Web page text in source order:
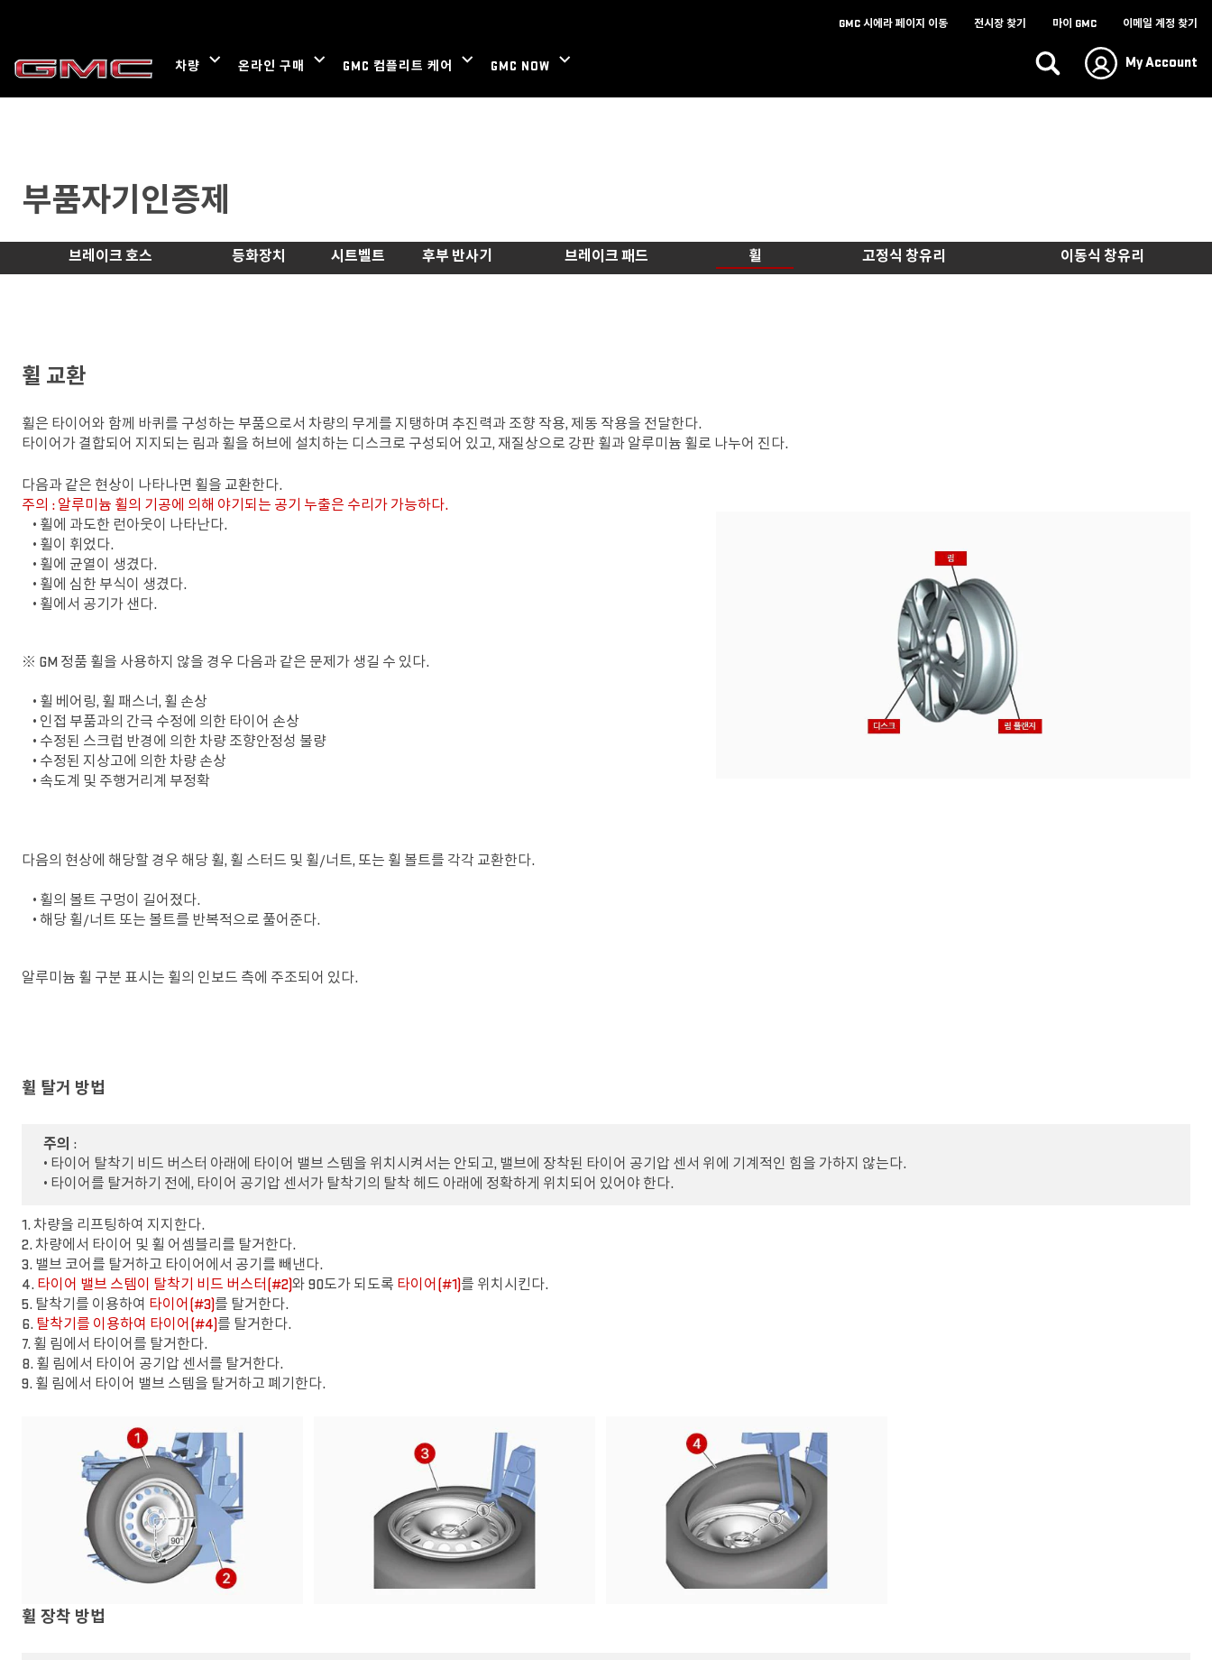
부품자기인증제
브레이크 호스 등화장치 시트벨트 후부 반사기 브레이크 패드 휠 고정식 창유리 이동식 창유리
휠 교환
휠은 타이어와 함께 바퀴를 구성하는 부품으로서 차량의 무게를 지탱하며 추진력과 조향 작용, 제동 작용을 전달한다.
타이어가 결합되어 지지되는 림과 휠을 허브에 설치하는 디스크로 구성되어 있고, 재질상으로 강판 휠과 알루미늄 휠로 나누어 진다.
다음과 같은 현상이 나타나면 휠을 교환한다.
주의 : 알루미늄 휠의 기공에 의해 야기되는 공기 누출은 수리가 가능하다.
• 휠에 과도한 런아웃이 나타난다.
• 휠이 휘었다.
• 휠에 균열이 생겼다.
• 휠에 심한 부식이 생겼다.
• 휠에서 공기가 샌다.
※ GM 정품 휠을 사용하지 않을 경우 다음과 같은 문제가 생길 수 있다.
• 휠 베어링, 휠 패스너, 휠 손상
• 인접 부품과의 간극 수정에 의한 타이어 손상
• 수정된 스크럽 반경에 의한 차량 조향안정성 불량
• 수정된 지상고에 의한 차량 손상
• 속도계 및 주행거리계 부정확
다음의 현상에 해당할 경우 해당 휠, 휠 스터드 및 휠/너트, 또는 휠 볼트를 각각 교환한다.
• 휠의 볼트 구멍이 길어졌다.
• 해당 휠/너트 또는 볼트를 반복적으로 풀어준다.
알루미늄 휠 구분 표시는 휠의 인보드 측에 주조되어 있다.
휠 탈거 방법
주의 :
• 타이어 탈착기 비드 버스터 아래에 타이어 밸브 스템을 위치시켜서는 안되고, 밸브에 장착된 타이어 공기압 센서 위에 기계적인 힘을 가하지 않는다.
• 타이어를 탈거하기 전에, 타이어 공기압 센서가 탈착기의 탈착 헤드 아래에 정확하게 위치되어 있어야 한다.
1. 차량을 리프팅하여 지지한다.
2. 차량에서 타이어 및 휠 어셈블리를 탈거한다.
3. 밸브 코어를 탈거하고 타이어에서 공기를 빼낸다.
4. 타이어 밸브 스템이 탈착기 비드 버스터(#2)와 90도가 되도록 타이어(#1)를 위치시킨다.
5. 탈착기를 이용하여 타이어(#3)를 탈거한다.
6. 탈착기를 이용하여 타이어(#4)를 탈거한다.
7. 휠 림에서 타이어를 탈거한다.
8. 휠 림에서 타이어 공기압 센서를 탈거한다.
9. 휠 림에서 타이어 밸브 스템을 탈거하고 폐기한다.
휠 장착 방법